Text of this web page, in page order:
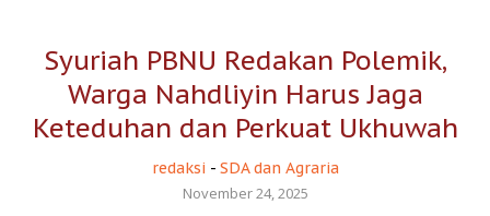
Syuriah PBNU Redakan Polemik,
Warga Nahdliyin Harus Jaga
Keteduhan dan Perkuat Ukhuwah
redaksi - SDA dan Agraria
November 24, 2025